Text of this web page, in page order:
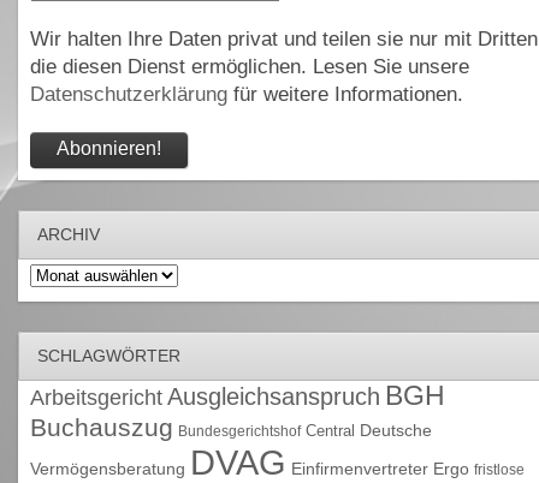
Wir halten Ihre Daten privat und teilen sie nur mit
die diesen Dienst ermöglichen. Lesen Sie unsere
Datenschutzerklärungfür weitere Informationen.
ARCHIV
Archiv
SCHLAGWÖRTER
Arbeitsgericht Ausgleichsanspruch BGH
Buchauszug Bundesgerichtshof Central Deutsche
Vermögensberatung DVAG Einfirmenvertreter Ergo fristlose